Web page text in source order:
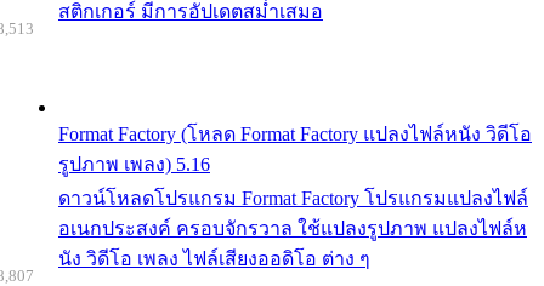
สติกเกอร์ มีการอัปเดตสม่ำเสมอ
Format Factory (โหลด Format Factory แปลงไฟล์หนัง วิดีโอ
รูปภาพ เพลง) 5.16
ดาวน์โหลดโปรแกรม Format Factory โปรแกรมแปลงไฟล์
อเนกประสงค์ ครอบจักรวาล ใช้แปลงรูปภาพ แปลงไฟล์ห
นัง วิดีโอ เพลง ไฟล์เสียงออดิโอ ต่าง ๆ